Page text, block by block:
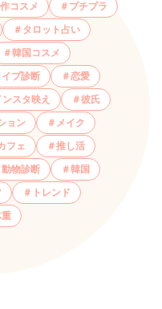
コスメ プチプラ
タロット占い
韓国コスメ
イプ診断 恋愛
ンスタ映え 彼氏
ョン メイク
フェ 推し活
動物診断 韓国
トレンド
重